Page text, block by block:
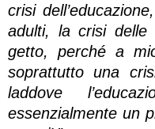
crisi
adulti, la crisi
getto, perché a
soprattutto una
laddove
essenzialmente un